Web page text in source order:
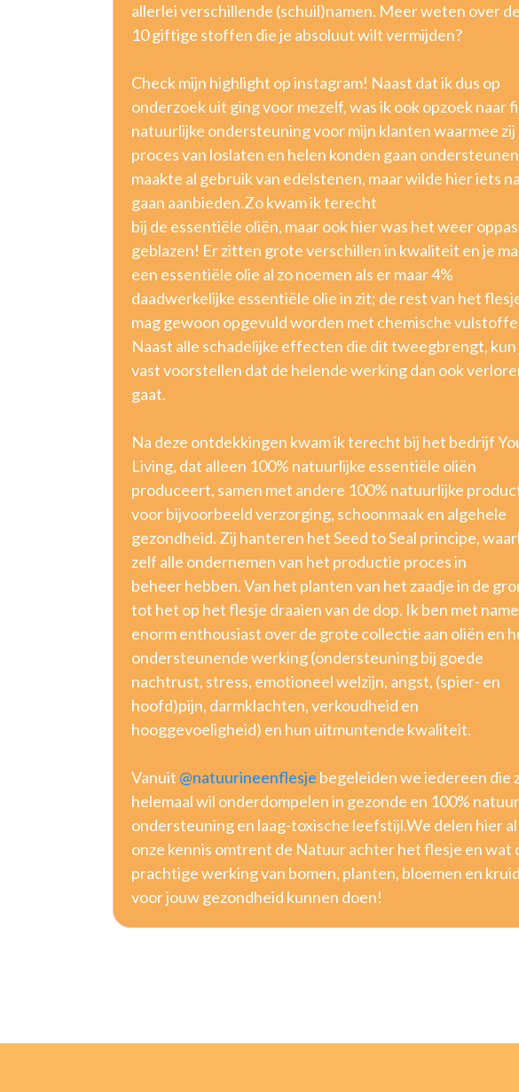
allerlei verschillende (schuil)namen. Meer weten over
10 giftige stoffen die je absoluut wilt vermijden?
Check mijn highlight op instagram! Naast dat ik dus op
onderzoek uit ging voor mezelf, was ik ook opzoek naar
natuurlijke ondersteuning voor mijn klanten waarmee zij
proces van loslaten en helen konden gaan
maakte al gebruik van edelstenen, maar wilde hier iets
gaan aanbieden.Zo kwam ik terecht
bij de essentiële oliën, maar ook hier was het weer
geblazen! Er zitten grote verschillen in kwaliteit en je
een essentiële olie al zo noemen als er maar 4%
daadwerkelijke essentiële olie in zit; de rest van het
mag gewoon opgevuld worden met chemische
Naast alle schadelijke effecten die dit tweegbrengt, kun
vast voorstellen dat de helende werking dan ook
gaat.
Na deze ontdekkingen kwam ik terecht bij het bedrijf
Living, dat alleen 100% natuurlijke essentiële oliën
produceert, samen met andere 100% natuurlijke
voor bijvoorbeeld verzorging, schoonmaak en algehele
gezondheid. Zij hanteren het Seed to Seal principe,
zelf alle ondernemen van het productie proces in
beheer hebben. Van het planten van het zaadje in de
tot het op het flesje draaien van de dop. Ik ben met name
enorm enthousiast over de grote collectie aan oliën en
ondersteunende werking (ondersteuning bij goede
nachtrust, stress, emotioneel welzijn, angst, (spier- en
hoofd)pijn, darmklachten, verkoudheid en
hooggevoeligheid) en hun uitmuntende kwaliteit.
Vanuit @natuurineenflesje begeleiden we iedereen die
helemaal wil onderdompelen in gezonde en 100%
ondersteuning en laag-toxische leefstijl.We delen hier al
onze kennis omtrent de Natuur achter het flesje en wat
prachtige werking van bomen, planten, bloemen en
voor jouw gezondheid kunnen doen!